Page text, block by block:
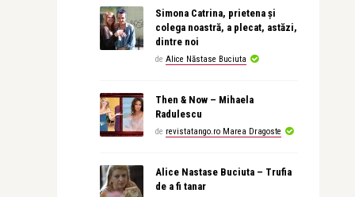
Simona Catrina, prietena și
colega noastră, a plecat, astăzi,
dintre noi
de Alice Năstase Buciuta
Then & Now – Mihaela
Radulescu
de revistatango.ro Marea Dragoste
Alice Nastase Buciuta – Trufia
de a fi tanar